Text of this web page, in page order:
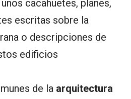
cacahuetes, planes,
escritas sobre la
o descripciones de
edificios
de la arquitectura